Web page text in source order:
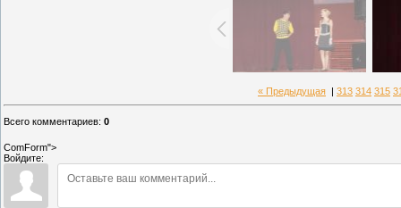
« Предыдущая 313 314 315
Всего комментариев: 0
ComForm">
Войдите: